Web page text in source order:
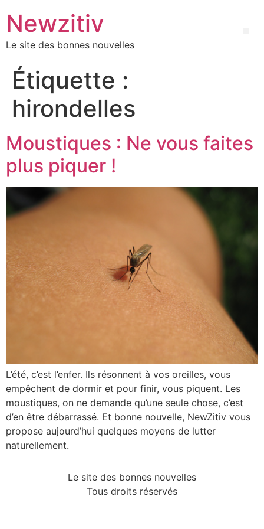
Newzitiv
Le site des bonnes nouvelles
Étiquette :
hirondelles
Moustiques : Ne vous faites
plus piquer !
L’été, c’est l’enfer. Ils résonnent à vos oreilles, vous
empêchent de dormir et pour finir, vous piquent. Les
moustiques, on ne demande qu’une seule chose, c’est
d’en être débarrassé. Et bonne nouvelle, NewZitiv vous
propose aujourd’hui quelques moyens de lutter
naturellement.
Le site des bonnes nouvelles
Tous droits réservés